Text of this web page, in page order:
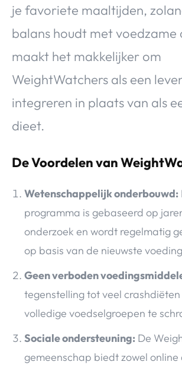
je favoriete maaltijden,
balans houdt met voedzame
maakt het makkelijker om
WeightWatchers als een
integreren in plaats van als
dieet.
De Voordelen van
Wetenschappelijk onderbouwd:
programma is gebaseerd op
onderzoek en wordt regelmatig
op basis van de nieuwste
Geen verboden
tegenstelling tot veel
volledige voedselgroepen te
Sociale ondersteuning: De
gemeenschap biedt zowel online